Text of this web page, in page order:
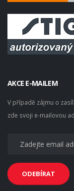
AKCE E-MAILEM
V případě zájmu o
zde svoji e-mailovou
ODEBÍRAT